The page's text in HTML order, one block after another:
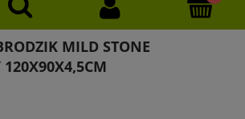
MILD STONE
120X90X4,5CM